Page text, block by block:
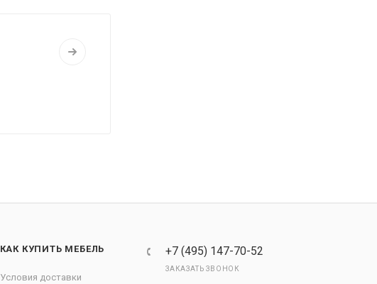
КАК КУПИТЬ МЕБЕЛЬ
Условия доставки
+7 (495) 147-70-52
ЗАКАЗАТЬ ЗВОНОК